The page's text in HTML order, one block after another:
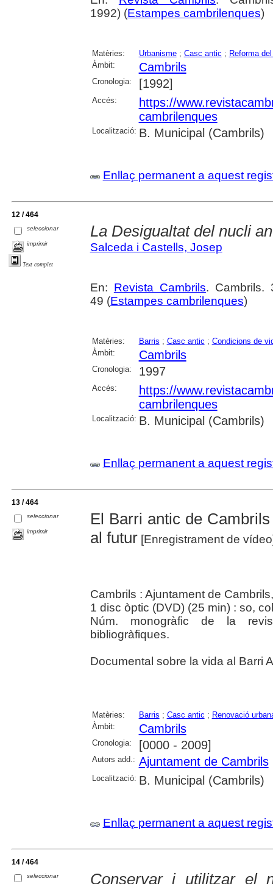
1992) (Estampes cambrilenques)
Matèries: Urbanisme; Casc antic ; Reforma
Àmbit:
Cambrils
Cronologia: [1992]
Accés:
https://
cambrilenques
Localització: B. Municipal (Cambrils)
Enllaç permanent a aquest
12 / 464
seleccionar
imprimir
Text complet
La Desigualtat del nucli
Salceda i Castells, Josep
En: Revista Cambrils. Cambrils.
49 (Estampes cambrilenques)
Matèries: Barris ; Casc antic ; Condicions de
Àmbit:
Cambrils
Cronologia: 1997
Accés:
https://
cambrilenques
Localització: B. Municipal (Cambrils)
Enllaç permanent a aquest
13 / 464
seleccionar
imprimir
El Barri antic de
al futur[Enregistrament de
Cambrils : Ajuntament de
1 disc òptic (DVD) (25 min) : so,
Núm. monogràfic de la
bibliogràfiques.
Documental sobre la vida al Barri
Matèries: Barris ; Casc antic ; Renovació
Àmbit:
Cambrils
Cronologia: [0000 - 2009]
Autors add.: Ajuntament de Cambrils
Localització: B. Municipal (Cambrils)
Enllaç permanent a aquest
14 / 464
seleccionar Conservar i utilitzar el